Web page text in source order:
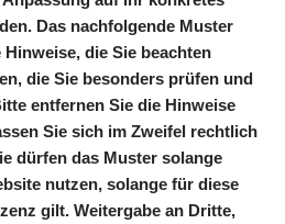
Das nachfolgende Muster
die Sie beachten
die Sie besonders prüfen und
entfernen Sie die Hinweise
Sie sich im Zweifel rechtlich
dürfen das Muster solange
nutzen, solange für diese
gilt. Weitergabe an Dritte,